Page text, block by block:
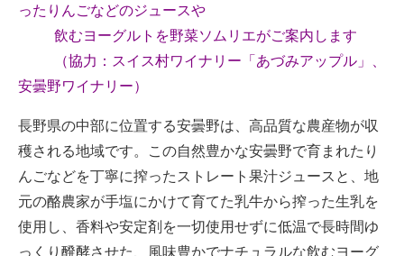
ったりんごなどのジュースや
飲むヨーグルトを野菜ソムリエがご案内します
（協力：スイス村ワイナリー「あづみアップル」、
安曇野ワイナリー）
長野県の中部に位置する安曇野は、高品質な農産物が収
穫される地域です。この自然豊かな安曇野で育まれたり
んごなどを丁寧に搾ったストレート果汁ジュースと、地
元の酪農家が手塩にかけて育てた乳牛から搾った生乳を
使用し、香料や安定剤を一切使用せずに低温で長時間ゆ
っくり醗酵させた、風味豊かでナチュラルな飲むヨーグ